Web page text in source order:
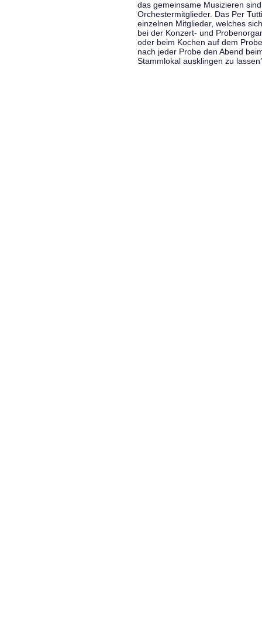
das gemeinsame Musizieren
Orchestermitglieder. Das Per
einzelnen Mitglieder, welches
bei der Konzert- und
oder beim Kochen auf dem
nach jeder Probe den Abend
Stammlokal ausklingen zu